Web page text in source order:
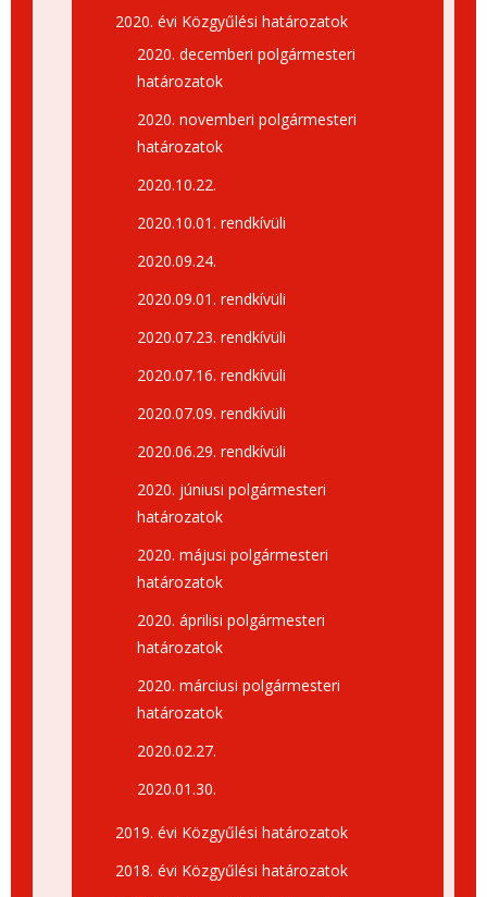
2020. évi Közgyűlési határozatok
2020. decemberi polgármesteri
határozatok
2020. novemberi polgármesteri
határozatok
2020.10.22.
2020.10.01. rendkívüli
2020.09.24.
2020.09.01. rendkívüli
2020.07.23. rendkívüli
2020.07.16. rendkívüli
2020.07.09. rendkívüli
2020.06.29. rendkívüli
2020. júniusi polgármesteri
határozatok
2020. májusi polgármesteri
határozatok
2020. áprilisi polgármesteri
határozatok
2020. márciusi polgármesteri
határozatok
2020.02.27.
2020.01.30.
2019. évi Közgyűlési határozatok
2018. évi Közgyűlési határozatok